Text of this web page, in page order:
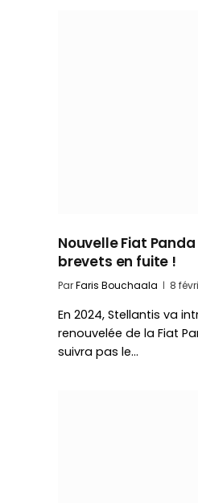
Nouvelle Fiat
brevets en fuite !
ParFaris Bouchaala 8
En 2024, Stellantis va
renouvelée de la Fiat
suivra pas le…